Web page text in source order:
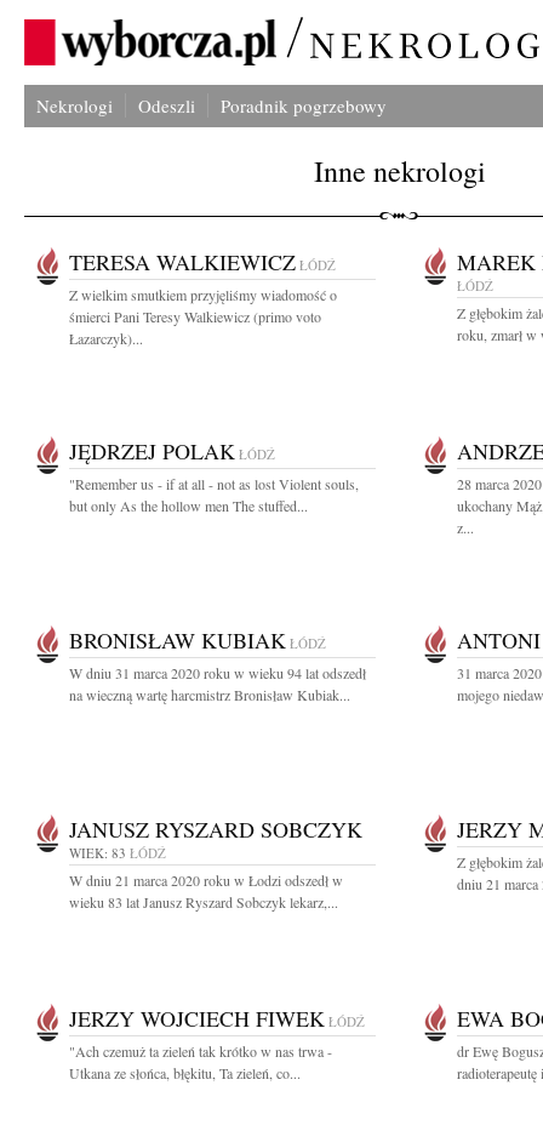
Nekrologi Odeszli Poradnik pogrzebowy
Inne nekrologi
TERESA WALKIEWICZ ŁÓDŹ
Z wielkim smutkiem przyjęliśmy wiadomość o
śmierci Pani Teresy Walkiewicz (primo voto
Łazarczyk)...
ŁÓDŹ
Z głębokim
roku, zmarł
JĘDRZEJ POLAK ŁÓDŹ
"Remember us - if at all - not as lost Violent souls,
but only As the hollow men The stuffed...
28 marca
ukochany
z...
BRONISŁAW KUBIAK ŁÓDŹ
W dniu 31 marca 2020 roku w wieku 94 lat odszedł
na wieczną wartę harcmistrz Bronisław Kubiak...
31 marca
mojego
JANUSZ RYSZARD SOBCZYK
WIEK: 83 ŁÓDŹ
W dniu 21 marca 2020 roku w Łodzi odszedł w
wieku 83 lat Janusz Ryszard Sobczyk lekarz,...
JERZY
Z głębokim
dniu 21
JERZY WOJCIECH FIWEK ŁÓDŹ
"Ach czemuż ta zieleń tak krótko w nas trwa -
Utkana ze słońca, błękitu, Ta zieleń, co...
EWA
dr Ewę